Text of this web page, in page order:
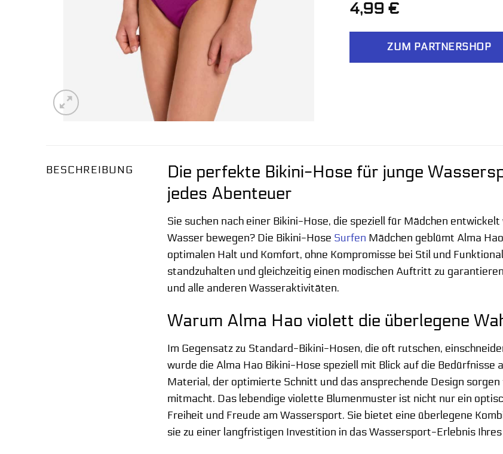
4,99€
ZUM PARTNERSHOP
BESCHREIBUNG
Die perfekte Bikini-Hose für junge
jedes Abenteuer
Sie suchen nach einer Bikini-Hose, die speziell für Mädchen
Wasser bewegen? Die Bikini-Hose Surfen Mädchen geblümt Alma
optimalen Halt und Komfort, ohne Kompromisse bei Stil und
standzuhalten und gleichzeitig einen modischen Auftritt zu
und alle anderen Wasseraktivitäten.
Warum Alma Hao violett die überlegene
Im Gegensatz zu Standard-Bikini-Hosen, die oft rutschen,
wurde die Alma Hao Bikini-Hose speziell mit Blick auf die
Material, der optimierte Schnitt und das ansprechende Design
mitmacht. Das lebendige violette Blumenmuster ist nicht nur ein
Freiheit und Freude am Wassersport. Sie bietet eine überlegene
sie zu einer langfristigen Investition in das Wassersport-Erlebnis